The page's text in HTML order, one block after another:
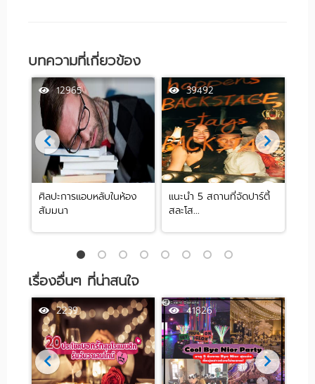
บทความที่เกี่ยวข้อง
12965
ศิลปะการแอบหลับในห้อง
สัมมนา
39492
แนะนำ 5 สถานที่จัดปาร์ตี้
สละโส...
เรื่องอื่นๆ ที่น่าสนใจ
2239 41826